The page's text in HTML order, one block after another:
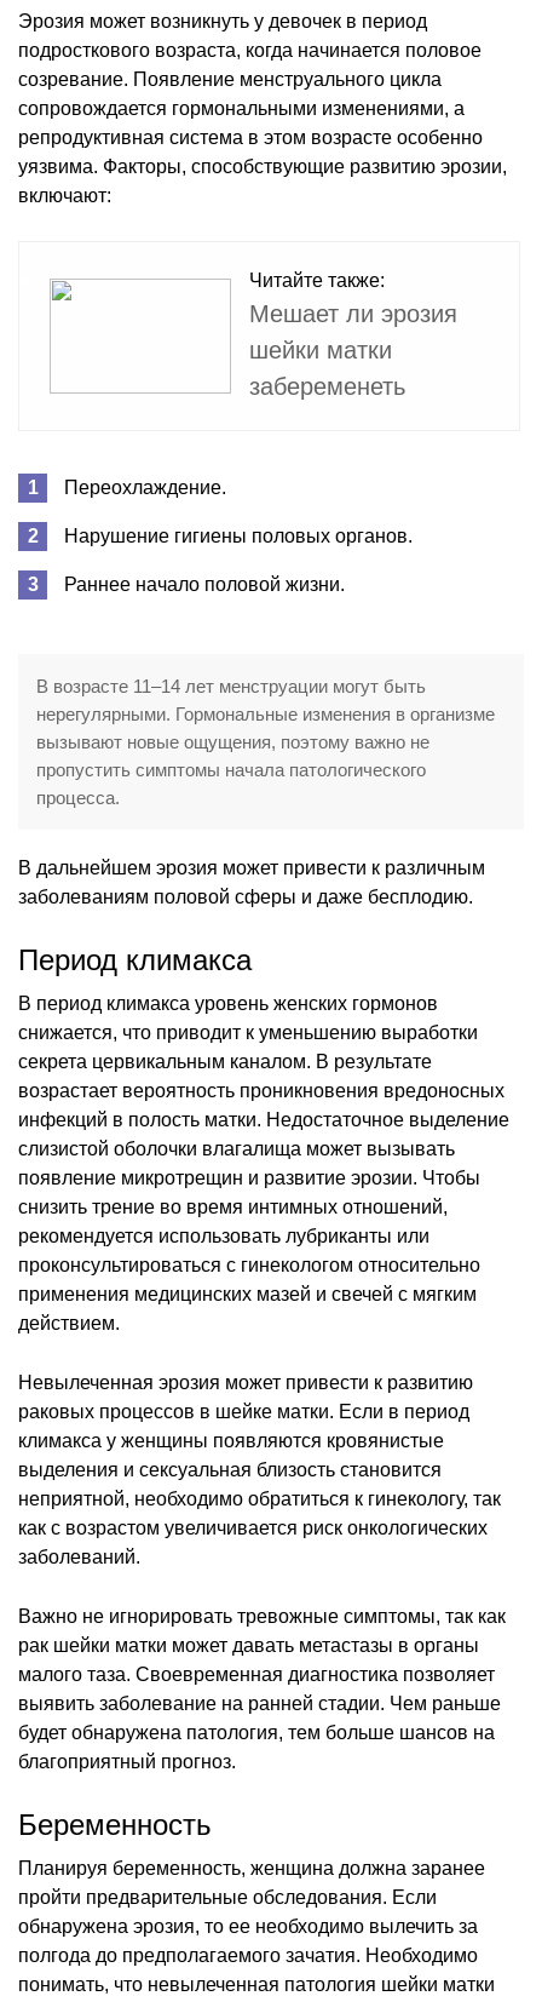
Эрозия может возникнуть у девочек в период
подросткового возраста, когда начинается половое
созревание. Появление менструального цикла
сопровождается гормональными изменениями, а
репродуктивная система в этом возрасте особенно
уязвима. Факторы, способствующие развитию эрозии,
включают:
Читайте также:
Мешает ли эрозия
шейки матки
забеременеть
Переохлаждение.
Нарушение гигиены половых органов.
Раннее начало половой жизни.
В возрасте 11–14 лет менструации могут быть
нерегулярными. Гормональные изменения в организме
вызывают новые ощущения, поэтому важно не
пропустить симптомы начала патологического
процесса.
В дальнейшем эрозия может привести к различным
заболеваниям половой сферы и даже бесплодию.
Период климакса
В период климакса уровень женских гормонов
снижается, что приводит к уменьшению выработки
секрета цервикальным каналом. В результате
возрастает вероятность проникновения вредоносных
инфекций в полость матки. Недостаточное выделение
слизистой оболочки влагалища может вызывать
появление микротрещин и развитие эрозии. Чтобы
снизить трение во время интимных отношений,
рекомендуется использовать лубриканты или
проконсультироваться с гинекологом относительно
применения медицинских мазей и свечей с мягким
действием.
Невылеченная эрозия может привести к развитию
раковых процессов в шейке матки. Если в период
климакса у женщины появляются кровянистые
выделения и сексуальная близость становится
неприятной, необходимо обратиться к гинекологу, так
как с возрастом увеличивается риск онкологических
заболеваний.
Важно не игнорировать тревожные симптомы, так как
рак шейки матки может давать метастазы в органы
малого таза. Своевременная диагностика позволяет
выявить заболевание на ранней стадии. Чем раньше
будет обнаружена патология, тем больше шансов на
благоприятный прогноз.
Беременность
Планируя беременность, женщина должна заранее
пройти предварительные обследования. Если
обнаружена эрозия, то ее необходимо вылечить за
полгода до предполагаемого зачатия. Необходимо
понимать, что невылеченная патология шейки матки